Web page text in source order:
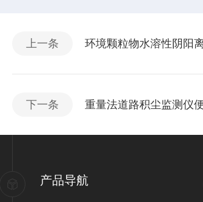
上一条 环境颗粒物水溶性阴阳
下一条 重量法道路积尘监测仪
产品导航